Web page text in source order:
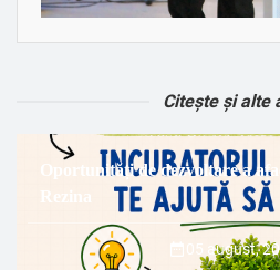
Citește și alte
Oportunități de dezvoltare a
Rezina
05 august,